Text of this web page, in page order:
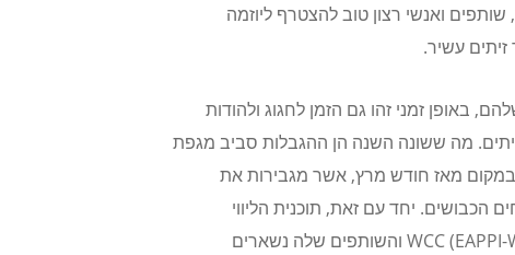
ואנשי רצון טוב להצטרף ליוזמה
עשיר.
באופן זמני זהו גם הזמן לחגוג ולהודות
מה ששונה השנה הן ההגבלות סביב מגפת
במקום מאז חודש מרץ, אשר מגבירות את
הכבושים. יחד עם זאת, תוכנית הליווי
WCC(EAPPI-
) והשותפים שלה נשארים